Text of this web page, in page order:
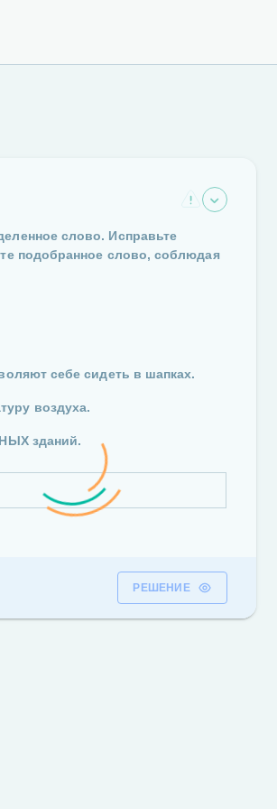
слово. Исправьте
подобранное слово, соблюдая
себе сидеть в шапках.
воздуха.
зданий.
РЕШЕНИЕ